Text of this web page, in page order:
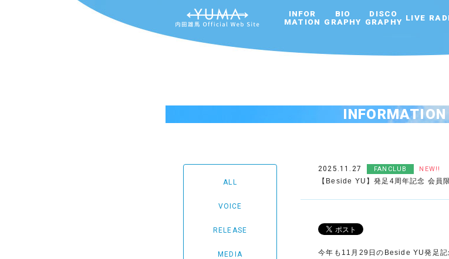
INFOR
MATION
BIO
GRAPHY
DISCO
GRAPHY LIVE
INFORMATION
ALL
VOICE
RELEASE
MEDIA
2025.11.27 FANCLUB NEW!!
【Beside YU】発足4周年記念 会
今年も11月29日のBeside YU発足記